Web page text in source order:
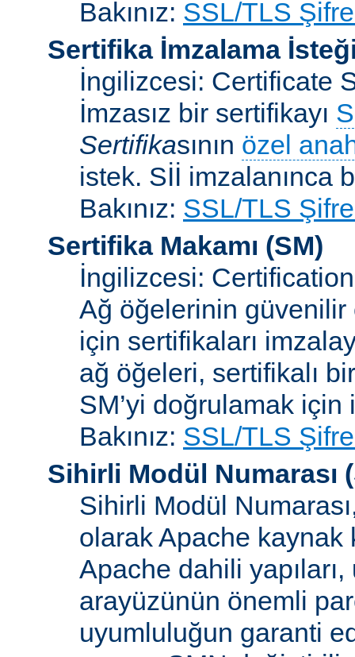
Bakınız: SSL/TLS
Sertifika İmzalama
İngilizcesi: Certificate
İmzasız bir sertifikayı
Sertifikasının özel
istek. Sİİ imzalanınca
Bakınız: SSL/TLS
Sertifika Makamı (SM)
İngilizcesi:
Ağ öğelerinin güvenilir
için sertifikaları
ağ öğeleri, sertifikalı
SM’yi doğrulamak için
Bakınız: SSL/TLS
Sihirli Modül Numarası (
Sihirli Modül
olarak Apache kaynak
Apache dahili
arayüzünün önemli
uyumluluğun garanti